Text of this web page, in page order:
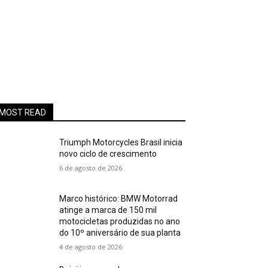
MOST READ
Triumph Motorcycles Brasil inicia
novo ciclo de crescimento
6 de agosto de 2026
Marco histórico: BMW Motorrad
atinge a marca de 150 mil
motocicletas produzidas no ano
do 10º aniversário de sua planta
4 de agosto de 2026